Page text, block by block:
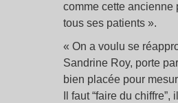
comme cette ancienne
tous ses patients ».
« On a voulu se
Sandrine Roy, porte
bien placée pour
Il faut “faire du